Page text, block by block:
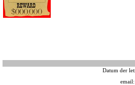
Datum der